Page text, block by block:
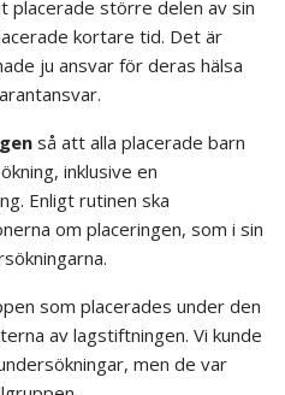
placerade större delen av sin
kortare tid. Det är
ju ansvar för deras hälsa
så att alla placerade barn
inklusive en
Enligt rutinen ska
om placeringen, som i sin
som placerades under den
av lagstiftningen. Vi kunde
men de var